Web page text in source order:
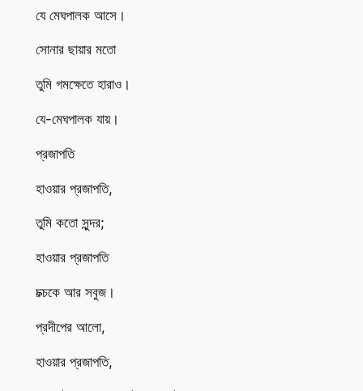
যে মেঘপালক আসে।
সোনার ছায়ার মতো
তুমি গমক্ষেতে হারাও।
যে-মেঘপালক যায়।
প্রজাপতি
হাওয়ার প্রজাপতি,
তুমি কতো সুন্দর;
হাওয়ার প্রজাপতি
চক্চকে আর সবুজ।
প্রদীপের আলো,
হাওয়ার প্রজাপতি,